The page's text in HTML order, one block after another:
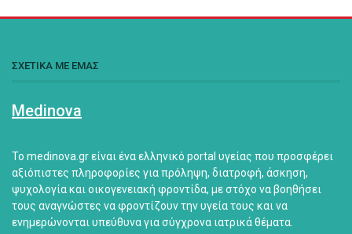
ΣΧΕΤΙΚΑ ΜΕ ΕΜΑΣ
Medinova
Το medinova.gr είναι ένα ελληνικό portal υγείας που προσφέρει
αξιόπιστες πληροφορίες για πρόληψη, διατροφή, άσκηση,
ψυχολογία και οικογενειακή φροντίδα, με στόχο να βοηθήσει
τους αναγνώστες να φροντίζουν την υγεία τους και να
ενημερώνονται υπεύθυνα για σύγχρονα ιατρικά θέματα.